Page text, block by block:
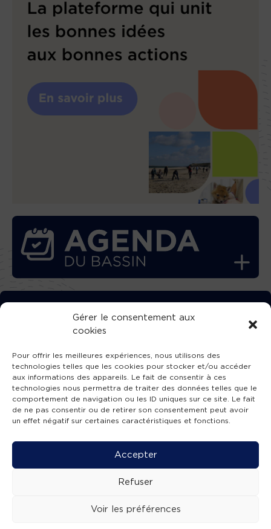
Gérer le consentement aux
cookies
Pour offrir les meilleures expériences, nous utilisons des
technologies telles que les cookies pour stocker et/ou accéder
aux informations des appareils. Le fait de consentir à ces
technologies nous permettra de traiter des données telles que le
comportement de navigation ou les ID uniques sur ce site. Le fait
de ne pas consentir ou de retirer son consentement peut avoir
un effet négatif sur certaines caractéristiques et fonctions.
Accepter
Refuser
Voir les préférences
TÉLÉCHARGEZ GRATUITEMENT
L’APPLICATION TVBA !
SUIVEZ-NOUS !
Mentions légales -Accessibilité